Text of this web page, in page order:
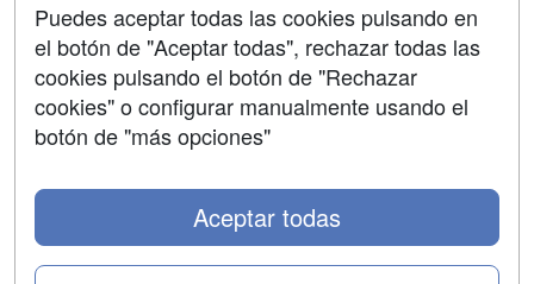
Grupo formazion:
Puedes aceptar todas las cookies pulsando en
el botón de "Aceptar todas", rechazar todas las
cookies pulsando el botón de "Rechazar
cookies" o configurar manualmente usando el
botón de "más opciones"
Aceptar todas